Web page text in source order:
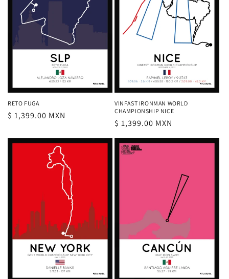
RETO FUGA
Precio
$ 1,399.00 MXN
VINFAST IRONMAN WORLD
CHAMPIONSHIP NICE
Precio
$ 1,399.00 MXN